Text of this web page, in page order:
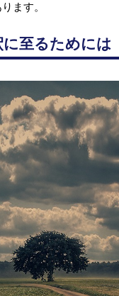
ます。
に至るためには